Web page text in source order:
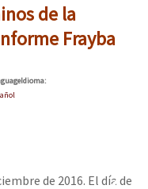
de la
Frayba
Idioma:
de 2016. El día de